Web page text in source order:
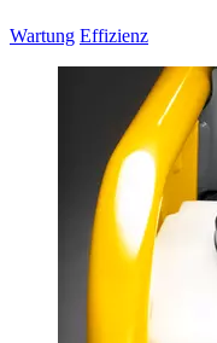
Wartung Effizienz